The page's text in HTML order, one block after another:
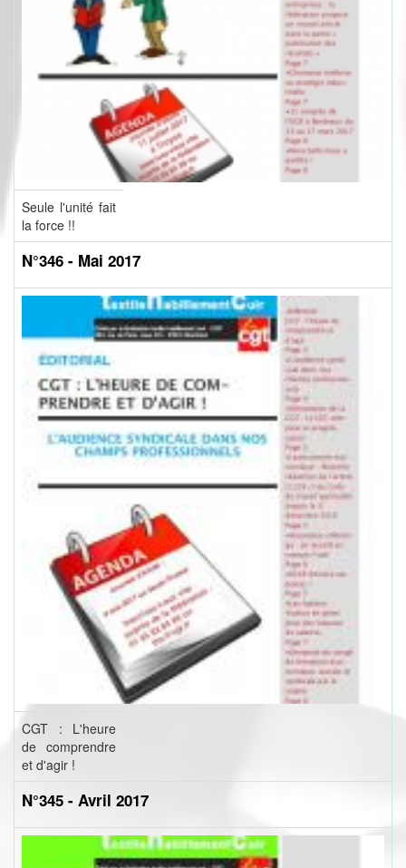
Seule l'unité fait
la force !!
N°346 - Mai 2017
CGT : L'heure
de comprendre
et d'agir !
N°345 - Avril 2017